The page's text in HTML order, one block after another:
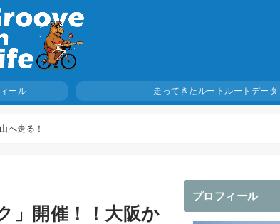
ール 走ってきたルート ルートデー
へ走る！
」開催！！大阪か
プロフィール